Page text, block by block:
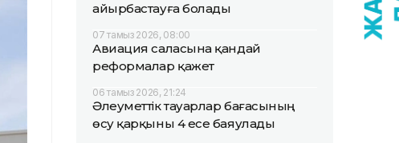
айырбастауға болады
07 тамыз 2026, 08:00
Авиация саласына қандай
реформалар қажет
06 тамыз 2026, 21:24
Әлеуметтік тауарлар бағасының
өсу қарқыны 4 есе баяулады